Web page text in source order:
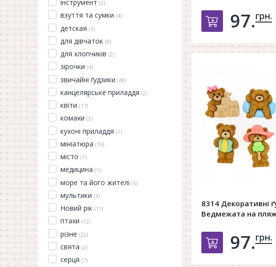
інструмент (2)
взуття та сумки (4)
детская (3)
для дівчаток (8)
для хлопчиків (2)
зірочки (4)
звичайні ґудзики (48)
канцелярське приладдя (2)
квіти (17)
комахи (3)
кухоні приладдя (1)
мініатюра (16)
місто (1)
медицина (1)
море та його жителі (6)
мультики (3)
Новий рік (11)
птахи (12)
різне (22)
свята (2)
серця (7)
Добавить
97.грн.
8314 Декоративні
Ведмежата на
Добавить
97.грн.